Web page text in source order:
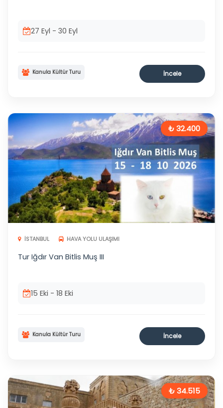
27 Eyl - 30 Eyl
Kanula Kültür Turu İncele
₺ 32.400
İSTANBUL HAVA YOLU ULAŞIMI
Tur Iğdır Van Bitlis Muş III
15 Eki - 18 Eki
Kanula Kültür Turu İncele
₺ 34.515